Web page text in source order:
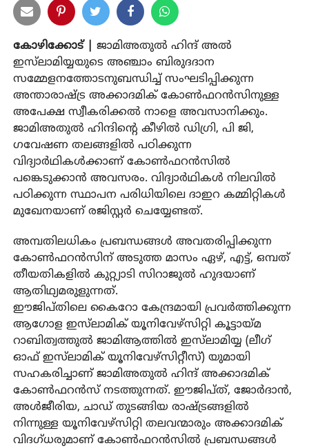
കോഴിക്കോട് |
ജാമിഅതുൽ ഹിന്ദ് അൽ
ഇസ്‌ലാമിയ്യയുടെ അഞ്ചാം ബിരുദദാന
സമ്മേളനത്തോടനുബന്ധിച്ച് സംഘടിപ്പിക്കുന്ന
അന്താരാഷ്ട്ര അക്കാദമിക് കോൺഫറൻസിനുള്ള
അപേക്ഷ സ്വീകരിക്കൽ നാളെ അവസാനിക്കും.
ജാമിഅതുൽ ഹിന്ദിന്റെ കീഴിൽ ഡിഗ്രി, പി ജി,
ഗവേഷണ തലങ്ങളിൽ പഠിക്കുന്ന
വിദ്യാർഥികൾക്കാണ് കോൺഫറൻസിൽ
പങ്കെടുക്കാൻ അവസരം. വിദ്യാർഥികൾ നിലവിൽ
പഠിക്കുന്ന സ്ഥാപന പരിധിയിലെ ദാഇറ കമ്മിറ്റികൾ
മുഖേനയാണ് രജിസ്റ്റർ ചെയ്യേണ്ടത്.
അമ്പതിലധികം പ്രബന്ധങ്ങൾ അവതരിപ്പിക്കുന്ന
കോൺഫറൻസിന് അടുത്ത മാസം ഏഴ്, എട്ട്, ഒമ്പത്
തീയതികളിൽ കുറ്റ്യാടി സിറാജുൽ ഹുദയാണ്
ആതിഥ്യമരുളുന്നത്.
ഈജിപ്തിലെ കൈറോ കേന്ദ്രമായി പ്രവർത്തിക്കുന്ന
ആഗോള ഇസ്‌ലാമിക് യൂനിവേഴ്‌സിറ്റി കൂട്ടായ്മ
റാബിത്വത്തുൽ ജാമിആത്തിൽ ഇസ്‌ലാമിയ്യ (ലീഗ്
ഓഫ് ഇസ്‌ലാമിക് യൂനിവേഴ്‌സിറ്റീസ്) യുമായി
സഹകരിച്ചാണ് ജാമിഅതുൽ ഹിന്ദ് അക്കാദമിക്
കോൺഫറൻസ് നടത്തുന്നത്. ഈജിപ്ത്, ജോർദാൻ,
അൾജീരിയ, ചാഡ് തുടങ്ങിയ രാഷ്ട്രങ്ങളിൽ
നിന്നുള്ള യൂനിവേഴ്‌സിറ്റി തലവന്മാരും അക്കാദമിക്
വിദഗ്ധരുമാണ് കോൺഫറൻസിൽ പ്രബന്ധങ്ങൾ